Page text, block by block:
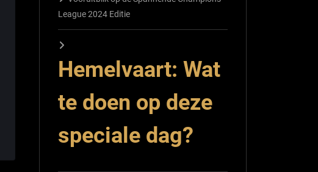
League 2024 Editie
Hemelvaart: Wat
te doen op deze
speciale dag?